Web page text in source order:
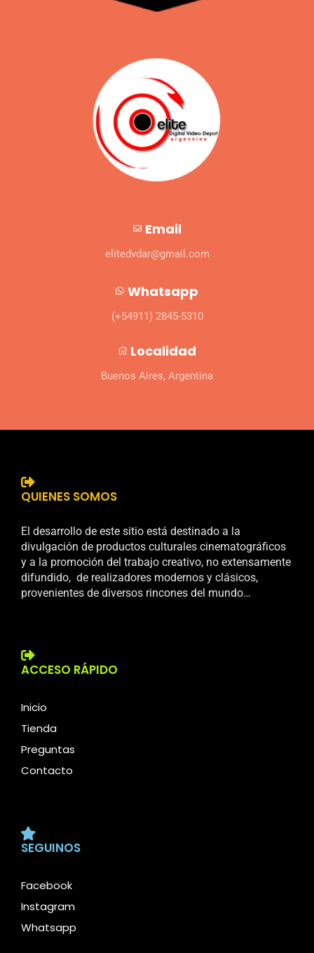
Email
elitedvdar@gmail.com
Whatsapp
(+54911) 2845-5310
Localidad
Buenos Aires, Argentina
QUIENES SOMOS
El desarrollo de este sitio está destinado a la
divulgación de productos culturales cinematográficos
y a la promoción del trabajo creativo, no extensamente
difundido, de realizadores modernos y clásicos,
provenientes de diversos rincones del mundo…
ACCESO RÁPIDO
Inicio
Tienda
Preguntas
Contacto
SEGUINOS
Facebook
Instagram
Whatsapp